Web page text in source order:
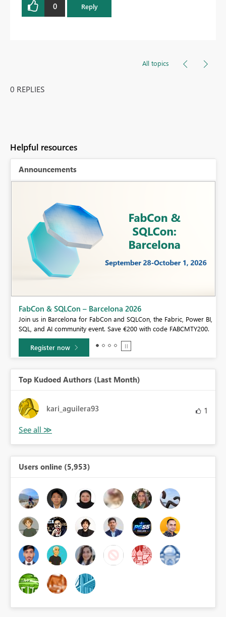
0 Reply
All topics
0 REPLIES
Helpful resources
Announcements
FabCon & SQLCon – Barcelona 2026
Join us in Barcelona for FabCon and SQLCon, the Fabric, Power BI,
SQL, and AI community event. Save €200 with code FABCMTY200.
Register now
Top Kudoed Authors (Last Month)
kari_aguilera93 1
Users online (5,953)